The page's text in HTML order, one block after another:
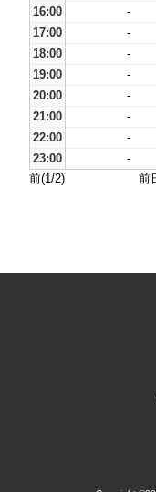
16:00
-
17:00
-
18:00
-
19:00
-
20:00
-
21:00
-
22:00
-
23:00
-
前(1/2)
前